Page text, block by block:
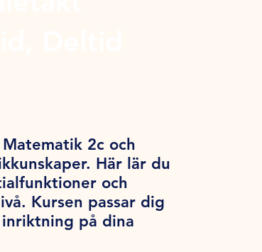
2c och
Här lär du
och
Kursen passar dig
på dina